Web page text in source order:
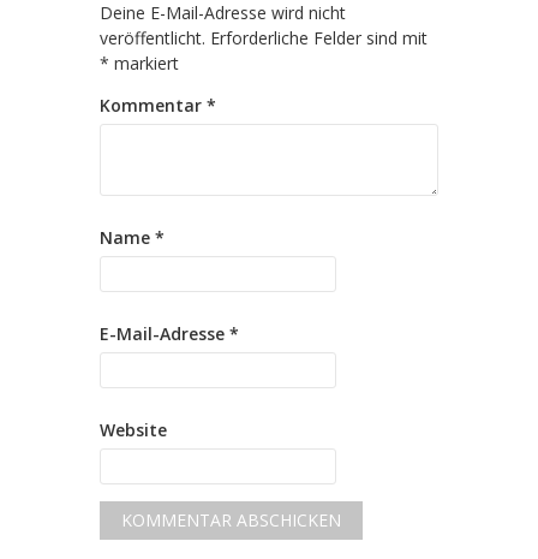
Deine E-Mail-Adresse wird nicht
veröffentlicht. Erforderliche Felder sind mit
* markiert
Kommentar *
Name *
E-Mail-Adresse *
Website